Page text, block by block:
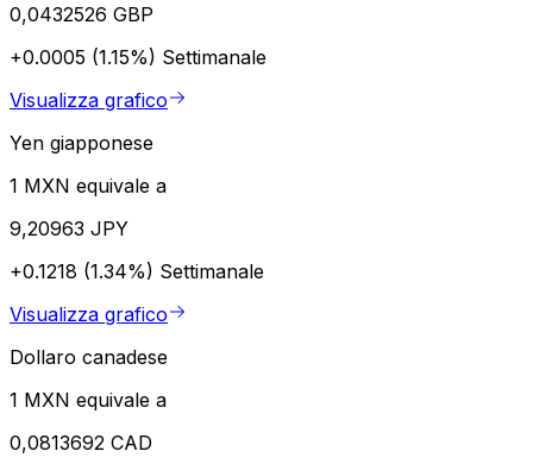
0,0432526 GBP
+0.0005 (1.15%) Settimanale
Visualizza grafico
Yen giapponese
1 MXN equivale a
9,20963 JPY
+0.1218 (1.34%) Settimanale
Visualizza grafico
Dollaro canadese
1 MXN equivale a
0,0813692 CAD